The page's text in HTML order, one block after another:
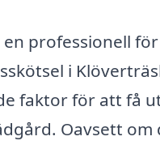
professionell för
i
faktor för att få
Oavsett om